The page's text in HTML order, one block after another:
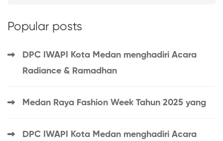
Popular posts
DPC IWAPI Kota Medan menghadiri Acara
Radiance & Ramadhan
Medan Raya Fashion Week Tahun 2025 yang
DPC IWAPI Kota Medan menghadiri Acara